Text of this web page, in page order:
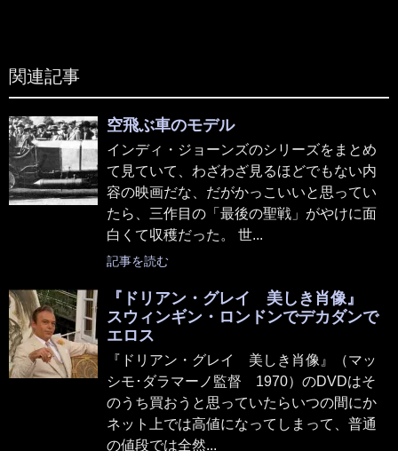
関連記事
空飛ぶ車のモデル
インディ・ジョーンズのシリーズをまとめ
て見ていて、わざわざ見るほどでもない内
容の映画だな、だがかっこいいと思ってい
たら、三作目の「最後の聖戦」がやけに面
白くて収穫だった。 世...
記事を読む
『ドリアン・グレイ 美しき肖像』
スウィンギン・ロンドンでデカダンで
エロス
『ドリアン・グレイ 美しき肖像』（マッ
シモ･ダラマーノ監督 1970）のDVDはそ
のうち買おうと思っていたらいつの間にか
ネット上では高値になってしまって、普通
の値段では全然...